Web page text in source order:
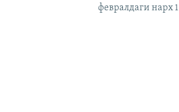
февралдаги нарх